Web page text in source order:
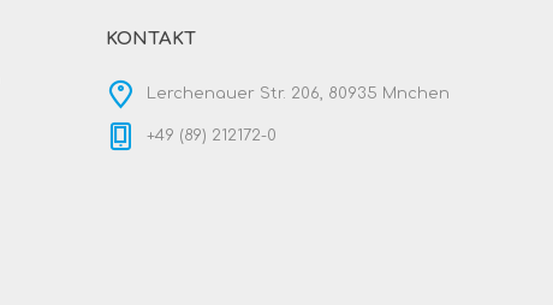
KONTAKT
Lerchenauer Str. 206, 80935 Mnchen
+49 (89) 212172-0